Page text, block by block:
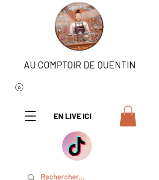
EN LIVE ICI
AU COMPTOIR DE QUENTIN